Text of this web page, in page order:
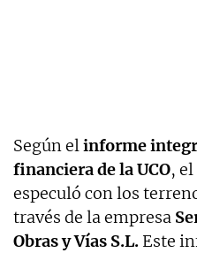
Según elinforme
financiera de la UCO,
especuló con los
través de la empresa
Obras y Vías S.L. Este